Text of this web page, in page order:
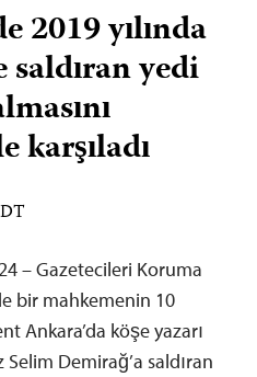
2019 yılında
yedi
karşıladı
– Gazetecileri Koruma
bir mahkemenin 10
Ankara’da köşe yazarı
Demirağ’a saldıran